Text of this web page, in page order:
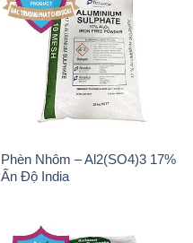
Phèn Nhôm – Al2(SO4)3 17%
Ấn Độ India